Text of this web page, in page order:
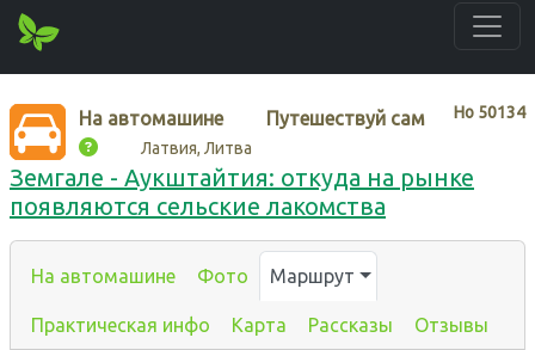
Нo 50134
На автомашине Путешествуй сам
Латвия, Литва
Земгале - Аукштайтия: откуда на рынке
появляются сельские лакомства
На автомашине Фото Маршрут
Практическая инфо Карта Рассказы Отзывы